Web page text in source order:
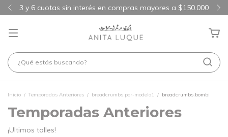
3 y 6 cuotas sin interés en compras mayores a $150.000
Inicio / Temporadas Anteriores / breadcrumbs.por-modelo1 / breadcrumbs.bombi
Temporadas Anteriores
¡Ultimos talles!